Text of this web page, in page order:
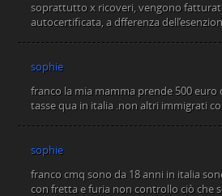
soprattutto x ricoveri, vengono
autocertificata, a dfferenza
sophie
franco la mia mamma prende 500
tasse qua in italia .non altri immigrati
sophie
franco cmq sono da 18 anni in italia
con fretta e furia non controllo ciò che